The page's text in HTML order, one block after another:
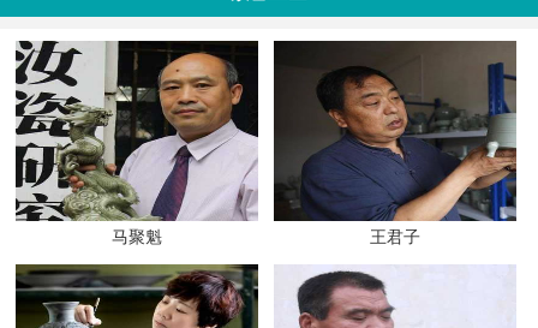
马聚魁 王君子